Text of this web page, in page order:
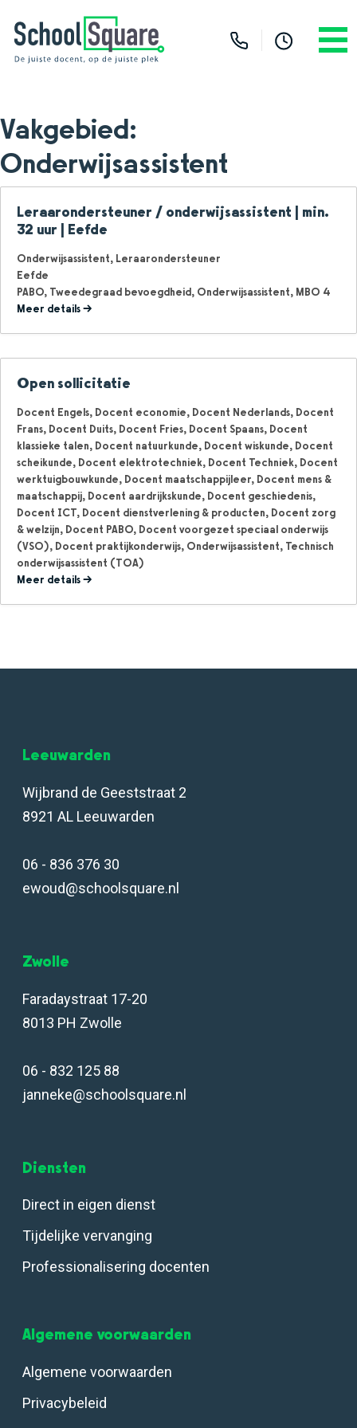
Vakgebied:
Onderwijsassistent
Leraarondersteuner / onderwijsassistent | min.
32 uur | Eefde
Onderwijsassistent Leraarondersteuner
Eefde
PABO Tweedegraad bevoegdheid Onderwijsassistent MBO 4
Meer details
Open sollicitatie
Docent Engels Docent economie Docent Nederlands Docent
Frans Docent Duits Docent Fries Docent Spaans Docent
klassieke talen Docent natuurkunde Docent wiskunde Docent
scheikunde Docent elektrotechniek Docent Techniek Docent
werktuigbouwkunde Docent maatschappijleer Docent mens &
maatschappij Docent aardrijkskunde Docent geschiedenis
Docent ICT Docent dienstverlening & producten Docent zorg
& welzijn Docent PABO Docent voorgezet speciaal onderwijs
(VSO) Docent praktijkonderwijs Onderwijsassistent Technisch
onderwijsassistent (TOA)
Meer details
Leeuwarden
Wijbrand de Geeststraat 2
8921 AL Leeuwarden
06 - 836 376 30
ewoud@schoolsquare.nl
Zwolle
Faradaystraat 17-20
8013 PH Zwolle
06 - 832 125 88
janneke@schoolsquare.nl
Diensten
Direct in eigen dienst
Tijdelijke vervanging
Professionalisering docenten
Algemene voorwaarden
Algemene voorwaarden
Privacybeleid